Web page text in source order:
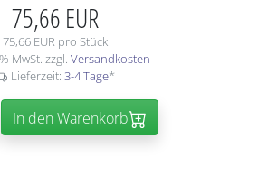
75,66 EUR
75,66 EUR pro Stück
MwSt. zzgl. Versandkosten
Lieferzeit: 3-4 Tage*
In den Warenkorb